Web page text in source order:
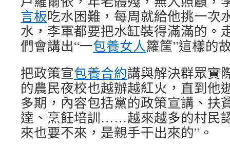
言板吃水困難，每周就給他挑一次
水，李軍都要把水缸裝得滿滿的。
們會講出“一包養女人籮筐”這樣的
把政策宣包養合約講與解決群眾實
的農民夜校也越辦越紅火，直到他
多期，內容包括黨的政策宣講、扶
達、烹飪培訓……越來越多的村民
來也要不來，是親手干出來的”。